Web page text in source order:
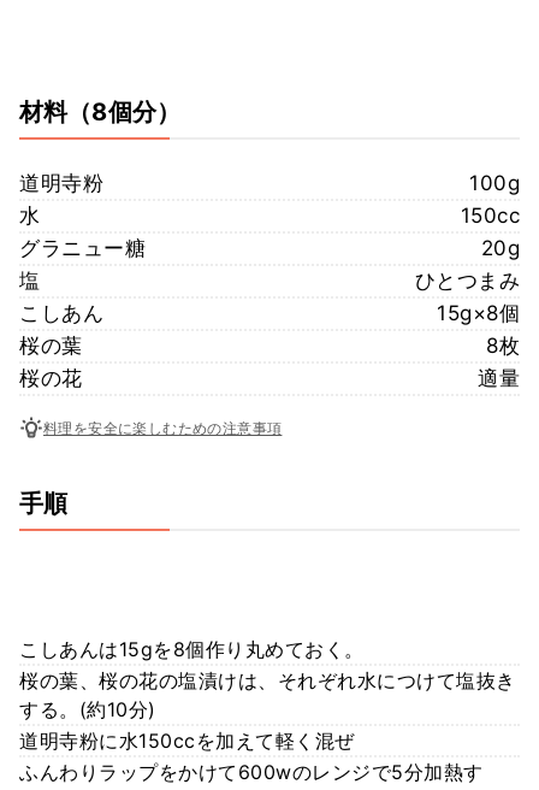
材料（8個分）
道明寺粉
100g
水
150cc
グラニュー糖
20g
塩
ひとつまみ
こしあん
15g×8個
桜の葉
8枚
桜の花
適量
料理を安全に楽しむための注意事項
手順
こしあんは15gを8個作り丸めておく。
桜の葉、桜の花の塩漬けは、それぞれ水につけて塩抜き
する。(約10分)
道明寺粉に水150ccを加えて軽く混ぜ
ふんわりラップをかけて600wのレンジで5分加熱す